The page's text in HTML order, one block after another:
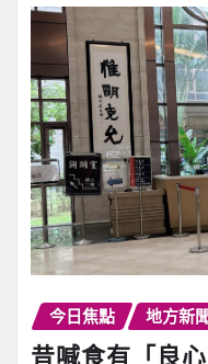
今日焦點 地方新
昔喊食有「良